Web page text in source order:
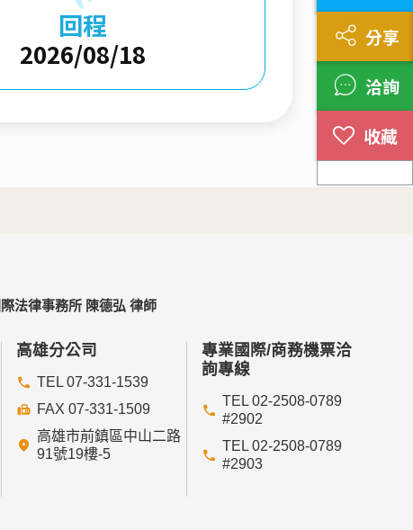
分享
洽詢
回程
2026/08/18
法律事務所 陳德弘 律師
高雄分公司
TEL 07-331-1539
FAX 07-331-1509
高雄市前鎮區中山二路
91號19樓-5
專業國際/商務機票洽
詢專線
TEL 02-2508-0789
#2902
TEL 02-2508-0789
#2903